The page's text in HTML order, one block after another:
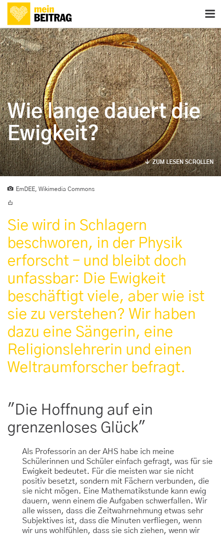
Wie lange dauert die
Ewigkeit?
ZUM LESEN SCROLLEN
EmDEE, Wikimedia Commons
Sie wird in Schlagern
beschworen, in der Physik
erforscht – und bleibt doch
unfassbar: Die Ewigkeit
beschäftigt viele, aber wie ist
sie zu verstehen? Wir haben
dazu eine Sängerin, eine
Religionslehrerin und einen
Weltraumforscher befragt.
"Die Hoffnung auf ein
grenzenloses Glück"
Als Professorin an der AHS habe ich meine
Schülerinnen und Schüler einfach gefragt, was für sie
Ewigkeit bedeutet. Für die meisten war sie nicht
positiv besetzt, sondern mit Fächern verbunden, die
sie nicht mögen. Eine Mathematikstunde kann ewig
dauern, wenn einem die Aufgaben schwerfallen. Wir
alle wissen, dass die Zeitwahrnehmung etwas sehr
Subjektives ist, dass die Minuten verfliegen, wenn
wir uns wohlfühlen, dass sie sich ziehen, wenn wir